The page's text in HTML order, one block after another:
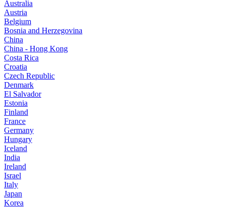
Australia
Austria
Belgium
Bosnia and Herzegovina
China
China - Hong Kong
Costa Rica
Croatia
Czech Republic
Denmark
El Salvador
Estonia
Finland
France
Germany
Hungary
Iceland
India
Ireland
Israel
Italy
Japan
Korea